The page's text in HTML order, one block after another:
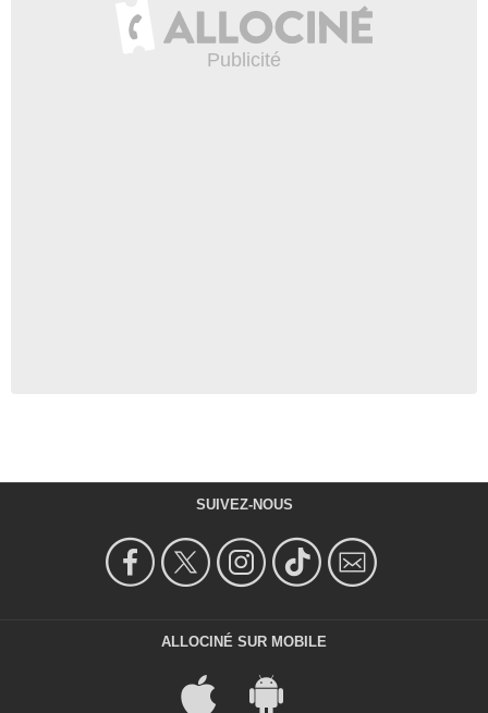
SUIVEZ-NOUS
ALLOCINÉ SUR MOBILE